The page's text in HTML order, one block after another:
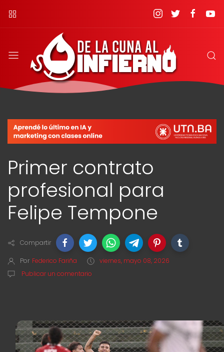
Primer contrato
profesional para
Felipe Tempone
Compartir
Por Federico Fariña
viernes, mayo 08, 2026
Publicar un comentario